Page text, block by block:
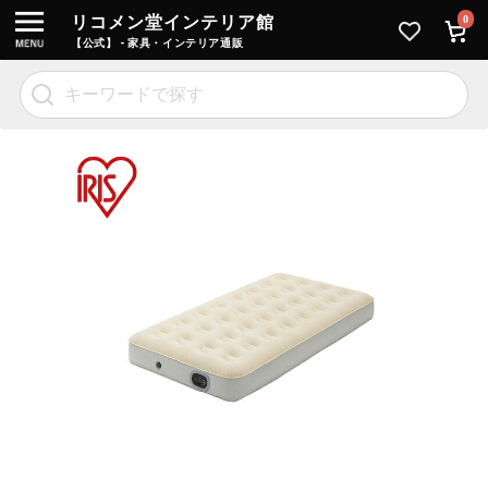
リコメン堂インテリア館
【公式】 - 家具・インテリア通販
0